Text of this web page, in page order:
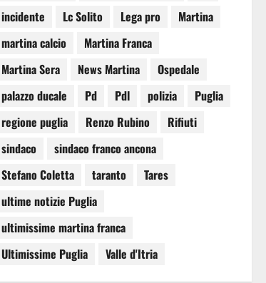
incidente
Lc Solito Lega pro
Martina
martina calcio
Martina Franca
Martina Sera
News Martina
Ospedale
palazzo ducale
Pd Pdl polizia
Puglia
regione puglia
Renzo Rubino
Rifiuti
sindaco
sindaco franco ancona
Stefano Coletta
taranto
Tares
ultime notizie Puglia
ultimissime martina franca
Ultimissime Puglia
Valle d'Itria